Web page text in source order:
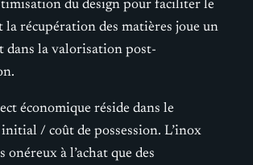
du design pour faciliter le
la récupération des matières joue un
dans la valorisation post-
économique réside dans le
/ coût de possession. L’inox
onéreux à l’achat que des